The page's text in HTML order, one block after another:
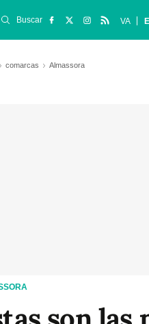
Buscar VA
comarcas Almassora